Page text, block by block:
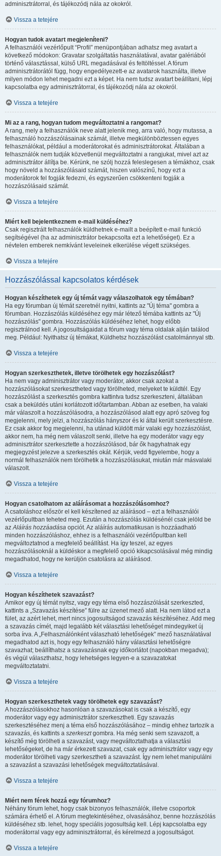
adminisztrátorral, és tájékozódj nála az okokról.
Vissza a tetejére
Hogyan tudok avatart megjeleníteni?
A felhasználói vezérlőpult “Profil” menüpontjában adhatsz meg avatart a
következő módokon: Gravatar szolgáltatás használatával, avatar galériából
történő választással, külső URL megadásával és feltöltéssel. A fórum
adminisztrátorától függ, hogy engedélyezett-e az avatarok használta, illetve
milyen módon lehet megadni ezt a képet. Ha nem tudsz avatart beállítani, lépj
kapcsolatba egy adminisztrátorral, és tájékozódj nála az okokról.
Vissza a tetejére
Mi az a rang, hogyan tudom megváltoztatni a rangomat?
A rang, mely a felhasználók neve alatt jelenik meg, arra való, hogy mutassa, a
felhasználó hozzászólásainak számát, illetve megkülönböztessen egyes
felhasználókat, például a moderátorokat és adminisztrátorokat. Általában a
felhasználók nem tudják közvetlenül megváltoztatni a rangjukat, mivel azt az
adminisztrátor állítja be. Kérünk, ne szólj hozzá feleslegesen a témákhoz, csak
hogy növeld a hozzászólásaid számát, hiszen valószínű, hogy ezt a
moderátorok fel fogják fedezni, és egyszerűen csökkenteni fogják a
hozzászólásaid számát.
Vissza a tetejére
Miért kell bejelentkeznem e-mail küldéséhez?
Csak regisztrált felhasználók küldhetnek e-mailt a beépített e-mail funkció
segítségével (ha az adminisztrátor bekapcsolta ezt a lehetőséget). Ez a
névtelen emberek nemkívánt leveleinek elkerülése végett szükséges.
Vissza a tetejére
Hozzászólással kapcsolatos kérdések
Hogyan készíthetek egy új témát vagy válaszolhatok egy témában?
Ha egy fórumban új témát szeretnél nyitni, kattints az "Új téma" gombra a
fórumban. Hozzászólás küldéséhez egy már létező témába kattints az "Új
hozzászólás" gombra. Hozzászólás küldéséhez lehet, hogy előbb
regisztrálnod kell. A jogosultságaidat a fórum vagy téma oldalak alján találod
meg. Például: Nyithatsz új témákat, Küldhetsz hozzászólást csatolmánnyal stb.
Vissza a tetejére
Hogyan szerkeszthetek, illetve törölhetek egy hozzászólást?
Ha nem vagy adminisztrátor vagy moderátor, akkor csak azokat a
hozzászólásokat szerkesztheted vagy törölheted, melyeket te küldtél. Egy
hozzászólást a szerkesztés gombra kattintva tudsz szerkeszteni, általában
csak a beküldés utáni korlátozott időtartamban. Abban az esetben, ha valaki
már válaszolt a hozzászólásodra, a hozzászólásod alatt egy apró szöveg fog
megjelenni, mely jelzi, a hozzászólás hányszor és ki által került szerkesztésre.
Ez csak akkor fog megjelenni, ha utánad küldött már valaki egy hozzászólást,
akkor nem, ha még nem válaszolt senki, illetve ha egy moderátor vagy egy
adminisztrátor szerkesztette a hozzászólásod, bár ők hagyhatnak egy
megjegyzést jelezve a szerkesztés okát. Kérjük, vedd figyelembe, hogy a
normál felhasználók nem törölhetik a hozzászólásukat, miután már másvalaki
válaszolt.
Vissza a tetejére
Hogyan csatolhatom az aláírásomat a hozzászólásomhoz?
A csatoláshoz először el kell készítened az aláírásod – ezt a felhasználói
vezérlőpultban teheted meg. Ezután a hozzászólás küldésénél csak jelöld be
azAláírás hozzáadása opciót. Az aláírás automatikusan is hozzáadható
minden hozzászóláshoz, ehhez is a felhasználói vezérlőpultban kell
megváltoztatnod a megfelelő beállítást. Ha így teszel, az egyes
hozzászólásoknál a küldéskor a megfelelő opció kikapcsolásával még mindig
megadhatod, hogy ne kerüljön csatolásra az aláírásod.
Vissza a tetejére
Hogyan készíthetek szavazást?
Amikor egy új témát nyitsz, vagy egy téma első hozzászólását szerkeszted,
kattints a „Szavazás készítése” fülre az üzenet mező alatt. Ha nem látod ezt a
fület, az azért lehet, mert nincs jogosultságod szavazás készítéséhez. Add meg
a szavazás címét, majd legalább két választási lehetőséget mindegyiket új
sorba írva. A „Felhasználónként válaszható lehetőségek” mező használatával
megadhatod azt is, hogy egy felhasználó hány választási lehetőségre
szavazhat; beállíthatsz a szavazásnak egy időkorlátot (napokban megadva);
és végül választhatsz, hogy lehetséges legyen-e a szavazatokat
megváltoztatatni.
Vissza a tetejére
Hogyan szerkeszthetek vagy törölhetek egy szavazást?
A hozzászólásokhoz hasonlóan a szavazásokat is csak a készítő, egy
moderátor vagy egy adminisztrátor szerkesztheti. Egy szavazás
szerkesztéséhez menj a téma első hozzászólásához – mindig ehhez tartozik a
szavazás, és kattints a szerkesztgombra. Ha még senki sem szavazott, a
készítő még törölheti a szavazást, vagy megváltoztathatja a választási
lehetőségeket, de ha már érkezett szavazat, csak egy adminisztrátor vagy egy
moderátor törölheti vagy szerkesztheti a szavazást. Így nem lehet manipulálni
a szavazást a szavazási lehetőségek megváltoztatásával.
Vissza a tetejére
Miért nem férek hozzá egy fórumhoz?
Néhány fórum lehet, hogy csak bizonyos felhasználók, illetve csoportok
számára érhető el. A fórum megtekintéséhez, olvasásához, benne hozzászólás
küldéséhez stb. lehet, hogy speciális jogosultság kell. Lépj kapcsolatba egy
moderátorral vagy egy adminisztrátorral, és kérelmezd a jogosultságot.
Vissza a tetejére